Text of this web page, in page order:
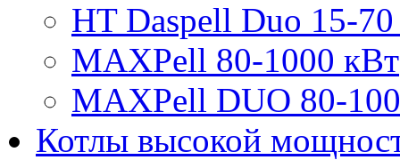
HT Daspell Duo 15-
MAXPell 80-1000 кВт
MAXPell DUO 80-
Котлы высокой